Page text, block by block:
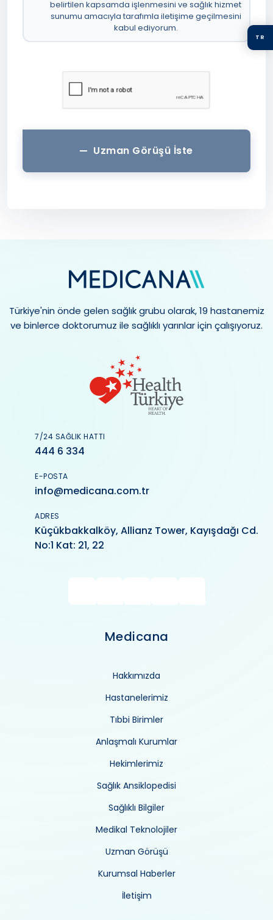
TR
belirtilen kapsamda işlenmesini ve sağlık hizmet
sunumu amacıyla tarafımla iletişime geçilmesini
kabul ediyorum.
Uzman Görüşü İste
Türkiye'nin önde gelen sağlık grubu olarak, 19 hastanemiz
ve binlerce doktorumuz ile sağlıklı yarınlar için çalışıyoruz.
7/24 SAĞLIK HATTI
444 6 334
E-POSTA
info@medicana.com.tr
ADRES
Küçükbakkalköy, Allianz Tower, Kayışdağı Cd.
No:1 Kat: 21, 22
Medicana
Hakkımızda
Hastanelerimiz
Tıbbi Birimler
Anlaşmalı Kurumlar
Hekimlerimiz
Sağlık Ansiklopedisi
Sağlıklı Bilgiler
Medikal Teknolojiler
Uzman Görüşü
Kurumsal Haberler
İletişim